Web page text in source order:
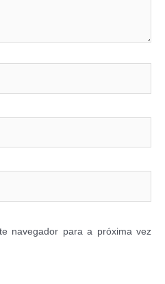
navegador para a próxima vez